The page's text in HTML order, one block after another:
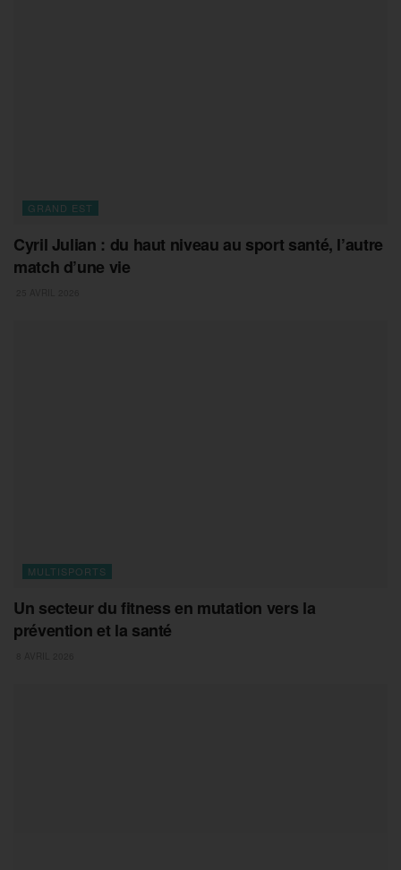
GRAND EST
Cyril Julian : du haut niveau au sport santé, l’autre
match d’une vie
MULTISPORTS
Un secteur du fitness en mutation vers la
prévention et la santé